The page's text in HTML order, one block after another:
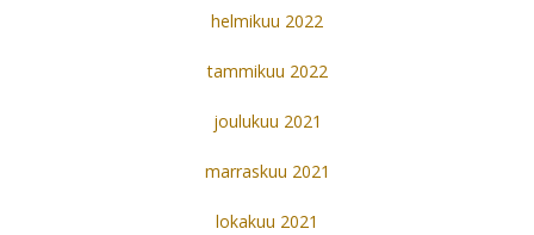
helmikuu 2022
tammikuu 2022
joulukuu 2021
marraskuu 2021
lokakuu 2021